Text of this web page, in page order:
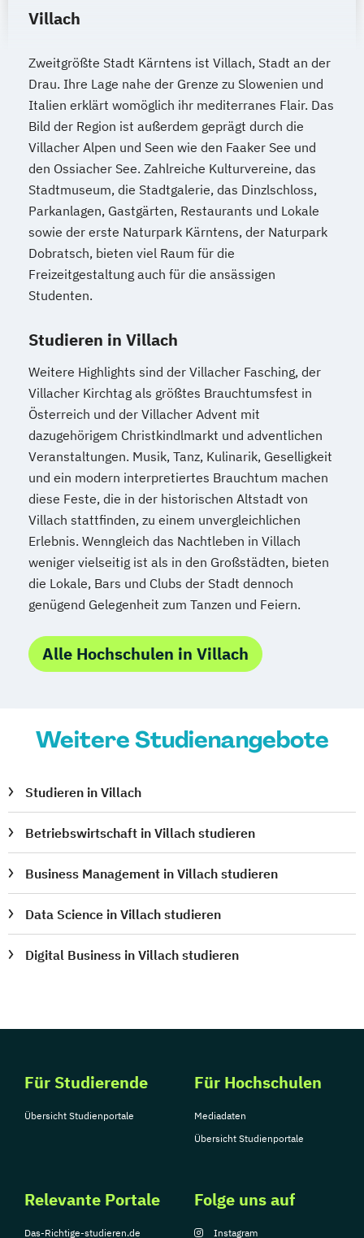
Personalmanagement
Pflegemanagement
Pflegepädagogik
Physiotherapie
Product Management (DE/EN)
Produktdesign
Projektmanagement (DE/EN)
Psychologie Public Health
Public Management
Public Management für
Verwaltungsfachangestellte
Public Relations und Kommunikation
Pädagogik Pädagogik
Softwareentwicklung (DE/EN)
Soziale Arbeit
Soziale Arbeit Schwerpunkt Kinder und
Jugendliche
Sozialmanagement
Sozialpädagogik und Inklusion
Sportmanagement
Supply Chain Management
Tourismusmanagement UX Design
Umweltingenieurwesen Vertragsrecht
Wirtschaftsinformatik (DE/EN)
Wirtschaftsingenieurwesen Medizintechnik
Villach
Zweitgrößte Stadt Kärntens ist Villach, Stadt an der
Drau. Ihre Lage nahe der Grenze zu Slowenien und
Italien erklärt womöglich ihr mediterranes Flair. Das
Bild der Region ist außerdem geprägt durch die
Villacher Alpen und Seen wie den Faaker See und
den Ossiacher See. Zahlreiche Kulturvereine, das
Stadtmuseum, die Stadtgalerie, das Dinzlschloss,
Parkanlagen, Gastgärten, Restaurants und Lokale
sowie der erste Naturpark Kärntens, der Naturpark
Dobratsch, bieten viel Raum für die
Freizeitgestaltung auch für die ansässigen
Studenten.
Studieren in Villach
Weitere Highlights sind der Villacher Fasching, der
Villacher Kirchtag als größtes Brauchtumsfest in
Österreich und der Villacher Advent mit
dazugehörigem Christkindlmarkt und adventlichen
Veranstaltungen. Musik, Tanz, Kulinarik, Geselligkeit
und ein modern interpretiertes Brauchtum machen
diese Feste, die in der historischen Altstadt von
Villach stattfinden, zu einem unvergleichlichen
Erlebnis. Wenngleich das Nachtleben in Villach
weniger vielseitig ist als in den Großstädten, bieten
die Lokale, Bars und Clubs der Stadt dennoch
genügend Gelegenheit zum Tanzen und Feiern.
Alle Hochschulen in Villach
Weitere Studienangebote
Studieren in Villach
Betriebswirtschaft in Villach studieren
Business Management in Villach studieren
Data Science in Villach studieren
Digital Business in Villach studieren
Für Studierende
Übersicht Studienportale
Für Hochschulen
Mediadaten
Übersicht Studienportale
Relevante Portale
Das-Richtige-studieren.de
Folge uns auf
Instagram